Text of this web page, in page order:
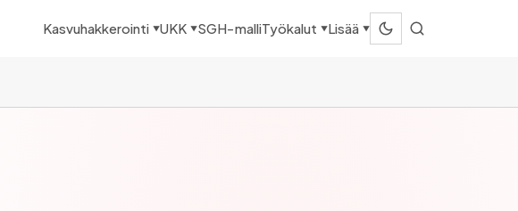
Kasvuhakkerointi ▼UKK ▼SGH-malliTyökalut ▼Lisää ▼